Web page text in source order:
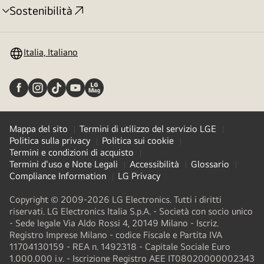
Sostenibilità
Attivazione
Italia, Italiano
Mappa del sito
Termini di utilizzo del servizio LGE
Politica sulla privacy
Politica sui cookie
Termini e condizioni di acquisto
Termini d'uso e Note Legali
Accessibilità
Glossario
Compliance Information
LG Privacy
Copyright © 2009-2026 LG Electronics. Tutti i diritti
riservati. LG Electronics Italia S.p.A. - Società con socio unico
- Sede legale Via Aldo Rossi 4, 20149 Milano - Iscriz.
Registro Imprese Milano - codice Fiscale e Partita IVA
11704130159 - REA n. 1492318 - Capitale Sociale Euro
1.000.000 i.v. - Iscrizione Registro AEE IT08020000002343​